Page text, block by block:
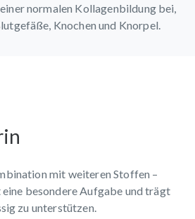
normalen Kollagenbildung bei,
Knochen und Knorpel.
mit weiteren Stoffen –
besondere Aufgabe und trägt
zu unterstützen.